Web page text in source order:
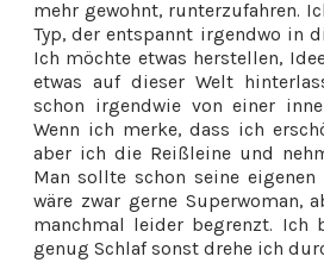
mehr gewohnt, runterzufahren.
Typ, der entspannt irgendwo in
Ich möchte etwas herstellen,
etwas auf dieser Welt
schon irgendwie von einer
Wenn ich merke, dass ich
aber ich die Reißleine und
Man sollte schon seine eigenen
wäre zwar gerne Superwoman,
manchmal leider begrenzt. Ich
genug Schlaf sonst drehe ich